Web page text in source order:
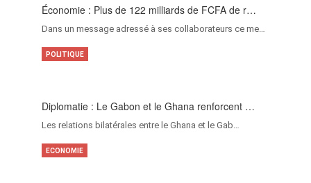
Économie : Plus de 122 milliards de FCFA de r…
Dans un message adressé à ses collaborateurs ce me…
Diplomatie : Le Gabon et le Ghana renforcent …
Les relations bilatérales entre le Ghana et le Gab…
POLITIQUE
ECONOMIE